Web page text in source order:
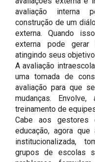
avaliação interna
construção de um
externa. Quando
externa pode gerar
atingindo seus
A avaliação
uma tomada de
avaliação para que
mudanças. Envolve,
treinamento de
Cabe aos gestores
educação, agora
institucionalizada,
grupos de escolas